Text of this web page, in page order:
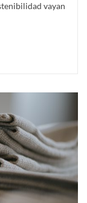
vayan